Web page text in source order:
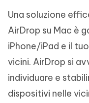
Una soluzione
AirDrop su Mac è
iPhone/iPad e il
vicini. AirDrop si
individuare e
dispositivi nelle